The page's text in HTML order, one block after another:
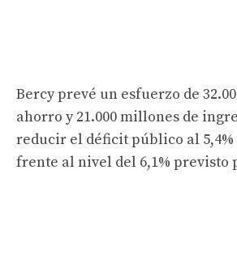
Bercy prevé un esfuerzo de
ahorro y 21.000 millones de
reducir el déficit público al 5,4%
frente al nivel del 6,1% previsto